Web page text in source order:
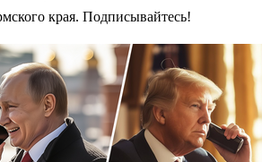
края. Подписывайтесь!